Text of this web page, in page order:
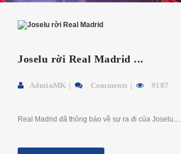
Joselu rời Real Madrid ...
AdminMK Comments 9187
Real Madrid đã thông báo về sự ra đi của Joselu....